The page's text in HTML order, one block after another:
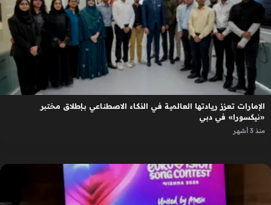
الإمارات تعزز ريادتها العالمية في الذكاء الاصطناعي بإطلاق مختبر
«نيكسورا» في دبي
منذ 3 أشهر